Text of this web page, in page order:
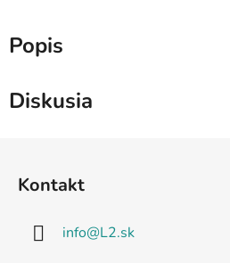
Popis
Diskusia
Kontakt
info@L2.sk